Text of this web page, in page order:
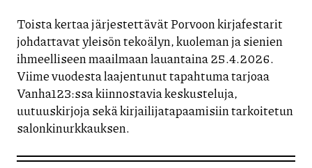
Toista kertaa järjestettävät Porvoon kirjafestarit
johdattavat yleisön tekoälyn, kuoleman ja sienien
ihmeelliseen maailmaan lauantaina 25.4.2026.
Viime vuodesta laajentunut tapahtuma tarjoaa
Vanha123:ssa kiinnostavia keskusteluja,
uutuuskirjoja sekä kirjailijatapaamisiin tarkoitetun
salonkinurkkauksen.